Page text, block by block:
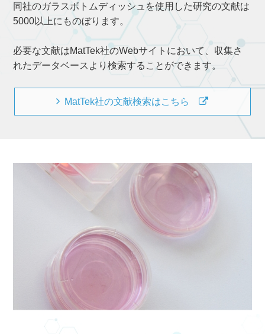
同社のガラスボトムディッシュを使用した研究の文献は
5000以上にものぼります。
必要な文献はMatTek社のWebサイトにおいて、収集さ
れたデータベースより検索することができます。
MatTek社の文献検索はこちら